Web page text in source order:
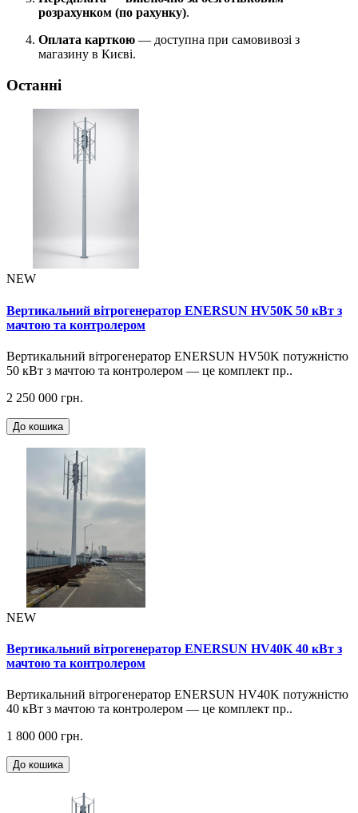
розрахунком (по рахунку).
Оплата карткою — доступна при самовивозі з
магазину в Києві.
Останні
NEW
Вертикальний вітрогенератор ENERSUN HV50K 50 кВт з
мачтою та контролером
Вертикальний вітрогенератор ENERSUN HV50K потужністю
50 кВт з мачтою та контролером — це комплект пр..
2 250 000 грн.
До кошика
NEW
Вертикальний вітрогенератор ENERSUN HV40K 40 кВт з
мачтою та контролером
Вертикальний вітрогенератор ENERSUN HV40K потужністю
40 кВт з мачтою та контролером — це комплект пр..
1 800 000 грн.
До кошика